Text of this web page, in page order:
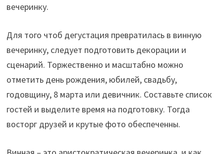
вечеринку.
Для того чтоб дегустация превратилась в винную
вечеринку, следует подготовить декорации и
сценарий. Торжественно и масштабно можно
отметить день рождения, юбилей, свадьбу,
годовщину, 8 марта или девичник. Составьте список
гостей и выделите время на подготовку. Тогда
восторг друзей и крутые фото обеспеченны.